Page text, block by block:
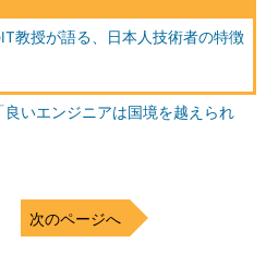
「実践面をより理解したうえでの
」という点でインターンシッププロ
外を見ると、北京郵電大学やベトナ
ェクトに学生が従事し、大学と企業
てて、「大学側は進ちょくの把握、
うな、より踏み込んだ連携を進めて
ンジニアは英語が弱い」という指
教授が語る、日本人技術者の特徴
良いエンジニアは国境を越えられ
次のページへ